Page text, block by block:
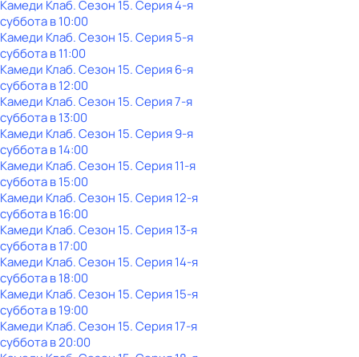
Камеди Клаб. Сезон 15. Серия 4-я
субботав10:00
Камеди Клаб. Сезон 15. Серия 5-я
субботав11:00
Камеди Клаб. Сезон 15. Серия 6-я
субботав12:00
Камеди Клаб. Сезон 15. Серия 7-я
субботав13:00
Камеди Клаб. Сезон 15. Серия 9-я
субботав14:00
Камеди Клаб. Сезон 15. Серия 11-я
субботав15:00
Камеди Клаб. Сезон 15. Серия 12-я
субботав16:00
Камеди Клаб. Сезон 15. Серия 13-я
субботав17:00
Камеди Клаб. Сезон 15. Серия 14-я
субботав18:00
Камеди Клаб. Сезон 15. Серия 15-я
субботав19:00
Камеди Клаб. Сезон 15. Серия 17-я
субботав20:00